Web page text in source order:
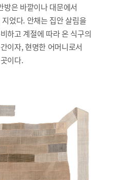
방은 바깥이나 대문에서
었다. 안채는 집안 살림을
하고 계절에 따라 온 식구의
이자, 현명한 어머니로서
이다.